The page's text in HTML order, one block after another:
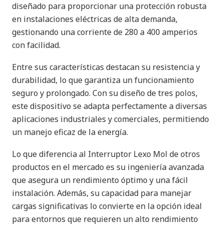
diseñado para proporcionar una protección robusta
en instalaciones eléctricas de alta demanda,
gestionando una corriente de 280 a 400 amperios
con facilidad.
Entre sus características destacan su resistencia y
durabilidad, lo que garantiza un funcionamiento
seguro y prolongado. Con su diseño de tres polos,
este dispositivo se adapta perfectamente a diversas
aplicaciones industriales y comerciales, permitiendo
un manejo eficaz de la energía.
Lo que diferencia al Interruptor Lexo Mol de otros
productos en el mercado es su ingeniería avanzada
que asegura un rendimiento óptimo y una fácil
instalación. Además, su capacidad para manejar
cargas significativas lo convierte en la opción ideal
para entornos que requieren un alto rendimiento